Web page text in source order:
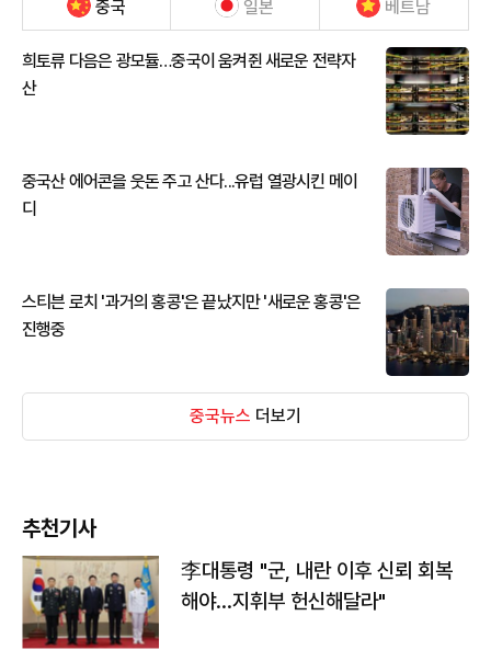
중국 일본 베트남
희토류 다음은 광모듈…중국이 움켜쥔 새로운 전략자
산
중국산 에어콘을 웃돈 주고 산다...유럽 열광시킨 메이
디
스티븐 로치 '과거의 홍콩'은 끝났지만 '새로운 홍콩'은
진행중
중국뉴스 더보기
추천기사
李대통령 "군, 내란 이후 신뢰 회복
해야…지휘부 헌신해달라"